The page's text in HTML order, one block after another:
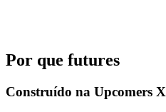
Por que futures
Construído na Upcomers X